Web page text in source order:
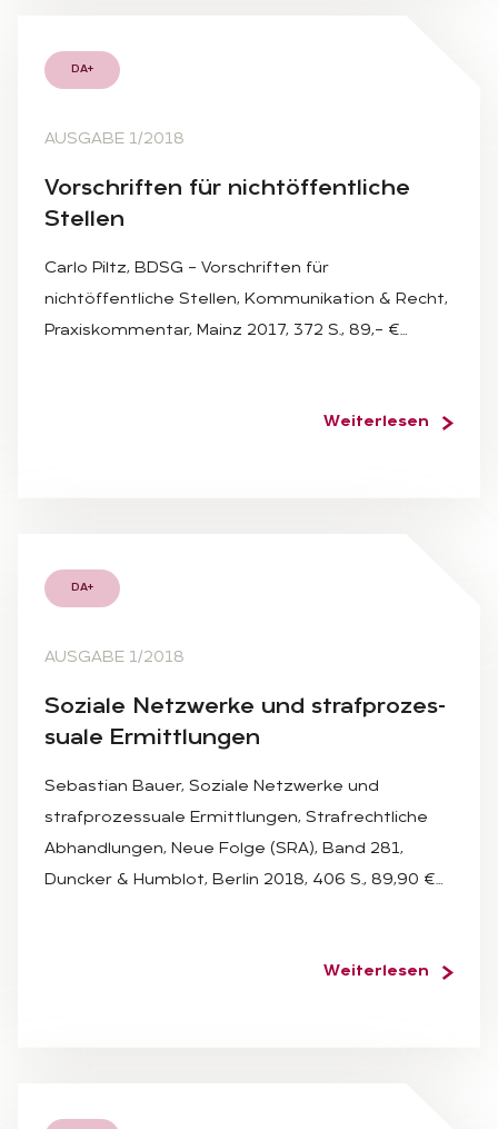
DA+
AUSGABE 1/2018
Vor­schrif­ten für nicht­öf­fent­li­che
Stel­len
Carlo Piltz, BDSG – Vorschriften für
nichtöffentliche Stellen, Kommunikation & Recht,
Praxiskommentar, Mainz 2017, 372 S., 89,– €…
Weiterlesen
DA+
AUSGABE 1/2018
So­zia­le Netz­wer­ke und straf­pro­zes­
sua­le Er­mitt­lun­gen
Sebastian Bauer, Soziale Netzwerke und
strafprozessuale Ermittlungen, Strafrechtliche
Abhandlungen, Neue Folge (SRA), Band 281,
Duncker & Humblot, Berlin 2018, 406 S., 89,90 €…
Weiterlesen